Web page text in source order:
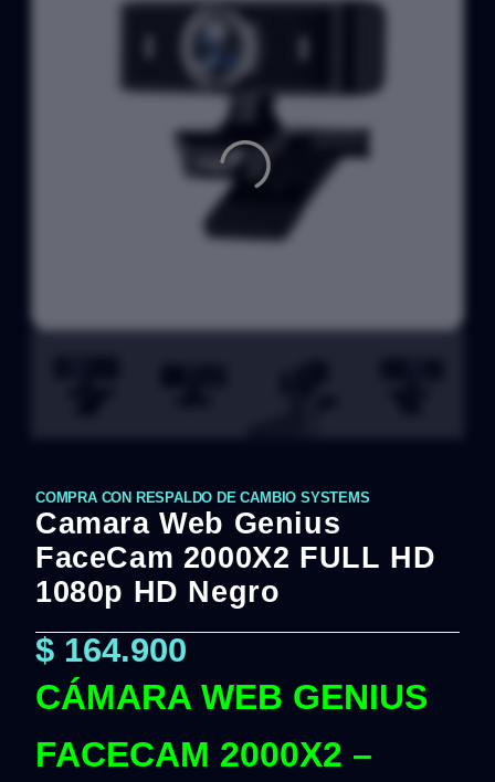
COMPRA CON RESPALDO DE CAMBIO SYSTEMS
Camara Web Genius
FaceCam 2000X2 FULL HD
1080p HD Negro
$ 164.900
CÁMARA WEB GENIUS
FACECAM 2000X2 –